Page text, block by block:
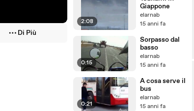
Di Più
2:08
Giappone
elarnab
15 anni fa
0:15
Sorpasso dal
basso
elarnab
15 anni fa
0:21
A cosa serve il
bus
elarnab
15 anni fa